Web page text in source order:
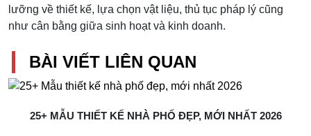
lưỡng về thiết kế, lựa chọn vật liệu, thủ tục pháp lý cũng
như cân bằng giữa sinh hoạt và kinh doanh.
BÀI VIẾT LIÊN QUAN
25+ MẪU THIẾT KẾ NHÀ PHỐ ĐẸP, MỚI NHẤT 2026